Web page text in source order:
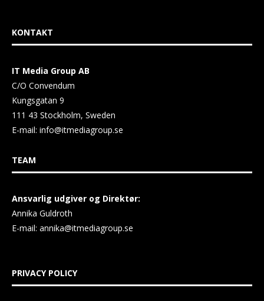
KONTAKT
IT Media Group AB
C/O Convendum
Kungsgatan 9
111 43 Stockholm, Sweden
E-mail: info@itmediagroup.se
TEAM
Ansvarlig udgiver og Direktør:
Annika Guldroth
E-mail: annika@itmediagroup.se
PRIVACY POLICY